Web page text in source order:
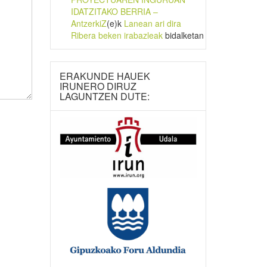
IDATZITAKO BERRIA –
AntzerkiZ(e)k Lanean ari dira
Ribera beken irabazleakbidalketan
ERAKUNDE HAUEK
IRUNERO DIRUZ
LAGUNTZEN DUTE: